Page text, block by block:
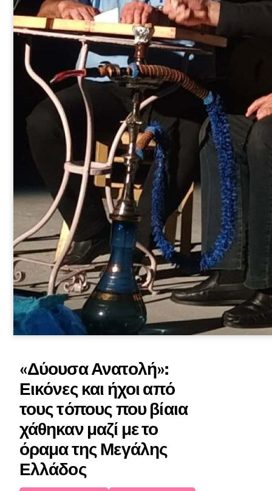
«Δύουσα Ανατολή»:
Εικόνες και ήχοι από
τους τόπους που βίαια
χάθηκαν μαζί με το
όραμα της Μεγάλης
Ελλάδος